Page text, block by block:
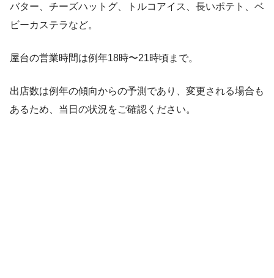
バター、チーズハットグ、トルコアイス、長いポテト、ベ
ビーカステラなど。
屋台の営業時間は例年18時〜21時頃まで。
出店数は例年の傾向からの予測であり、変更される場合も
あるため、当日の状況をご確認ください。